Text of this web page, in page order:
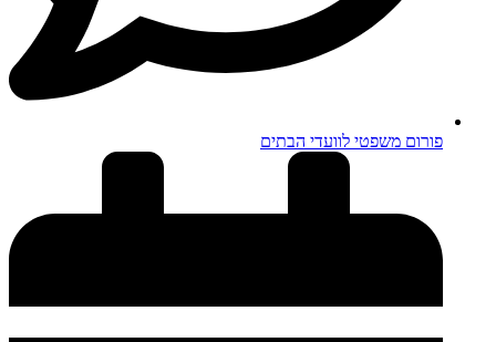
פורום משפטי לוועדי הבתים